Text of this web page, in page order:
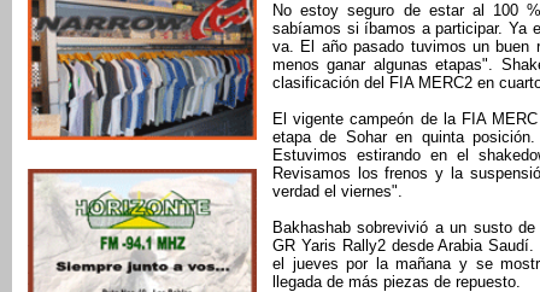
No estoy seguro de estar al 100
sabíamos si íbamos a participar. Ya
va. El año pasado tuvimos un buen
menos ganar algunas etapas".
clasificación del FIA MERC2 en
El vigente campeón de la FIA
etapa de Sohar en quinta
Estuvimos estirando en el
Revisamos los frenos y la
verdad el viernes".
Bakhashab sobrevivió a un susto
GR Yaris Rally2 desde Arabia
el jueves por la mañana y se
llegada de más piezas de repuesto.